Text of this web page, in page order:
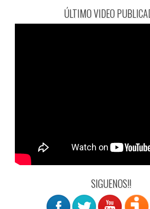
ÚLTIMO VIDEO
SIGUENOS!!